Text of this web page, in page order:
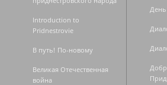
Introduction to
Pridnestrovie
В путь! По-новому
Великая Отечественная
война